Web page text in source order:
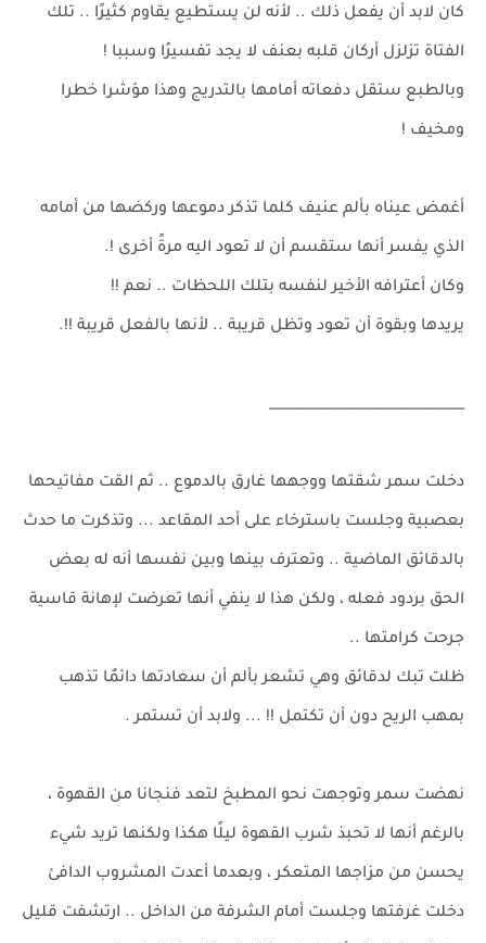
كان لابد أن يفعل ذلك .. لأنه لن يستطيع يقاوم كثيرًا .. تلك
الفتاة تزلزل أركان قلبه بعنف لا يجد تفسيرًا وسببا !
وبالطبع ستقل دفعاته أمامها بالتدريج وهذا مؤشرا خطرا
ومخيف !
أغمض عيناه بألم عنيف كلما تذكر دموعها وركضها من أمامه
الذي يفسر أنها ستقسم أن لا تعود اليه مرةً أخرى !.
وكان أعترافه الأخير لنفسه بتلك اللحظات .. نعم !!
يريدها وبقوة أن تعود وتظل قريبة .. لأنها بالفعل قريبة !!.
______________________________
دخلت سمر شقتها ووجهها غارق بالدموع .. ثم القت مفاتيحها
بعصبية وجلست باسترخاء على أحد المقاعد ... وتذكرت ما حدث
بالدقائق الماضية .. وتعترف بينها وبين نفسها أنه له بعض
الحق بردود فعله ، ولكن هذا لا ينفي أنها تعرضت لإهانة قاسية
جرحت كرامتها ..
ظلت تبك لدقائق وهي تشعر بألم أن سعادتها دائمٌا تذهب
بمهب الريح دون أن تكتمل !! ... ولابد أن تستمر .
نهضت سمر وتوجهت نحو المطبخ لتعد فنجانا من القهوة ،
بالرغم أنها لا تحبذ شرب القهوة ليلًا هكذا ولكنها تريد شيء
يحسن من مزاجها المتعكر ، وبعدما أعدت المشروب الدافئ
دخلت غرفتها وجلست أمام الشرفة من الداخل .. ارتشفت قليل